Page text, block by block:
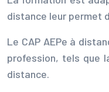
distance leur permet
Le CAP AEPe à
profession, tels que
distance.